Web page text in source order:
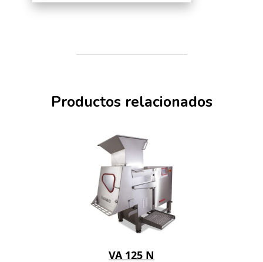
Productos relacionados
VA 125 N